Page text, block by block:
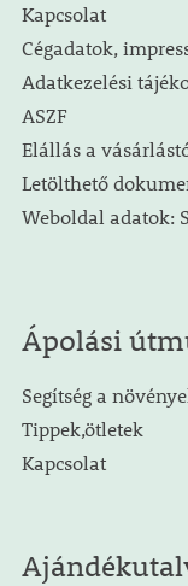
Kapcsolat
Cégadatok,
Adatkezelési
ASZF
Elállás a
Letölthető
Weboldal adatok:
Ápolási
Segítség a
Tippek,ötletek
Kapcsolat